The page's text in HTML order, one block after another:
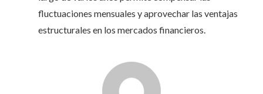
fluctuaciones mensuales y aprovechar las ventajas
estructurales en los mercados financieros.